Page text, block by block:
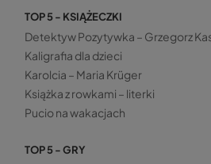
TOP 5 - KSIĄŻECZKI
Detektyw Pozytywka – Grzegorz
Kaligrafia dla dzieci
Karolcia – Maria Krüger
Książka z rowkami – literki
Pucio na wakacjach
TOP 5 - GRY